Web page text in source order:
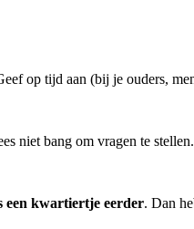
op tijd aan (bij je ouders,
niet bang om vragen te
een kwartiertje eerder. Dan